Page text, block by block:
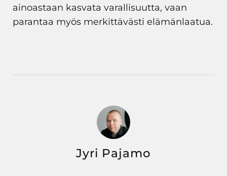
ainoastaan kasvata varallisuutta, vaan
parantaa myös merkittävästi elämänlaatua.
Jyri Pajamo